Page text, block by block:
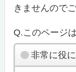
きませんので
Q.このページ
非常に役